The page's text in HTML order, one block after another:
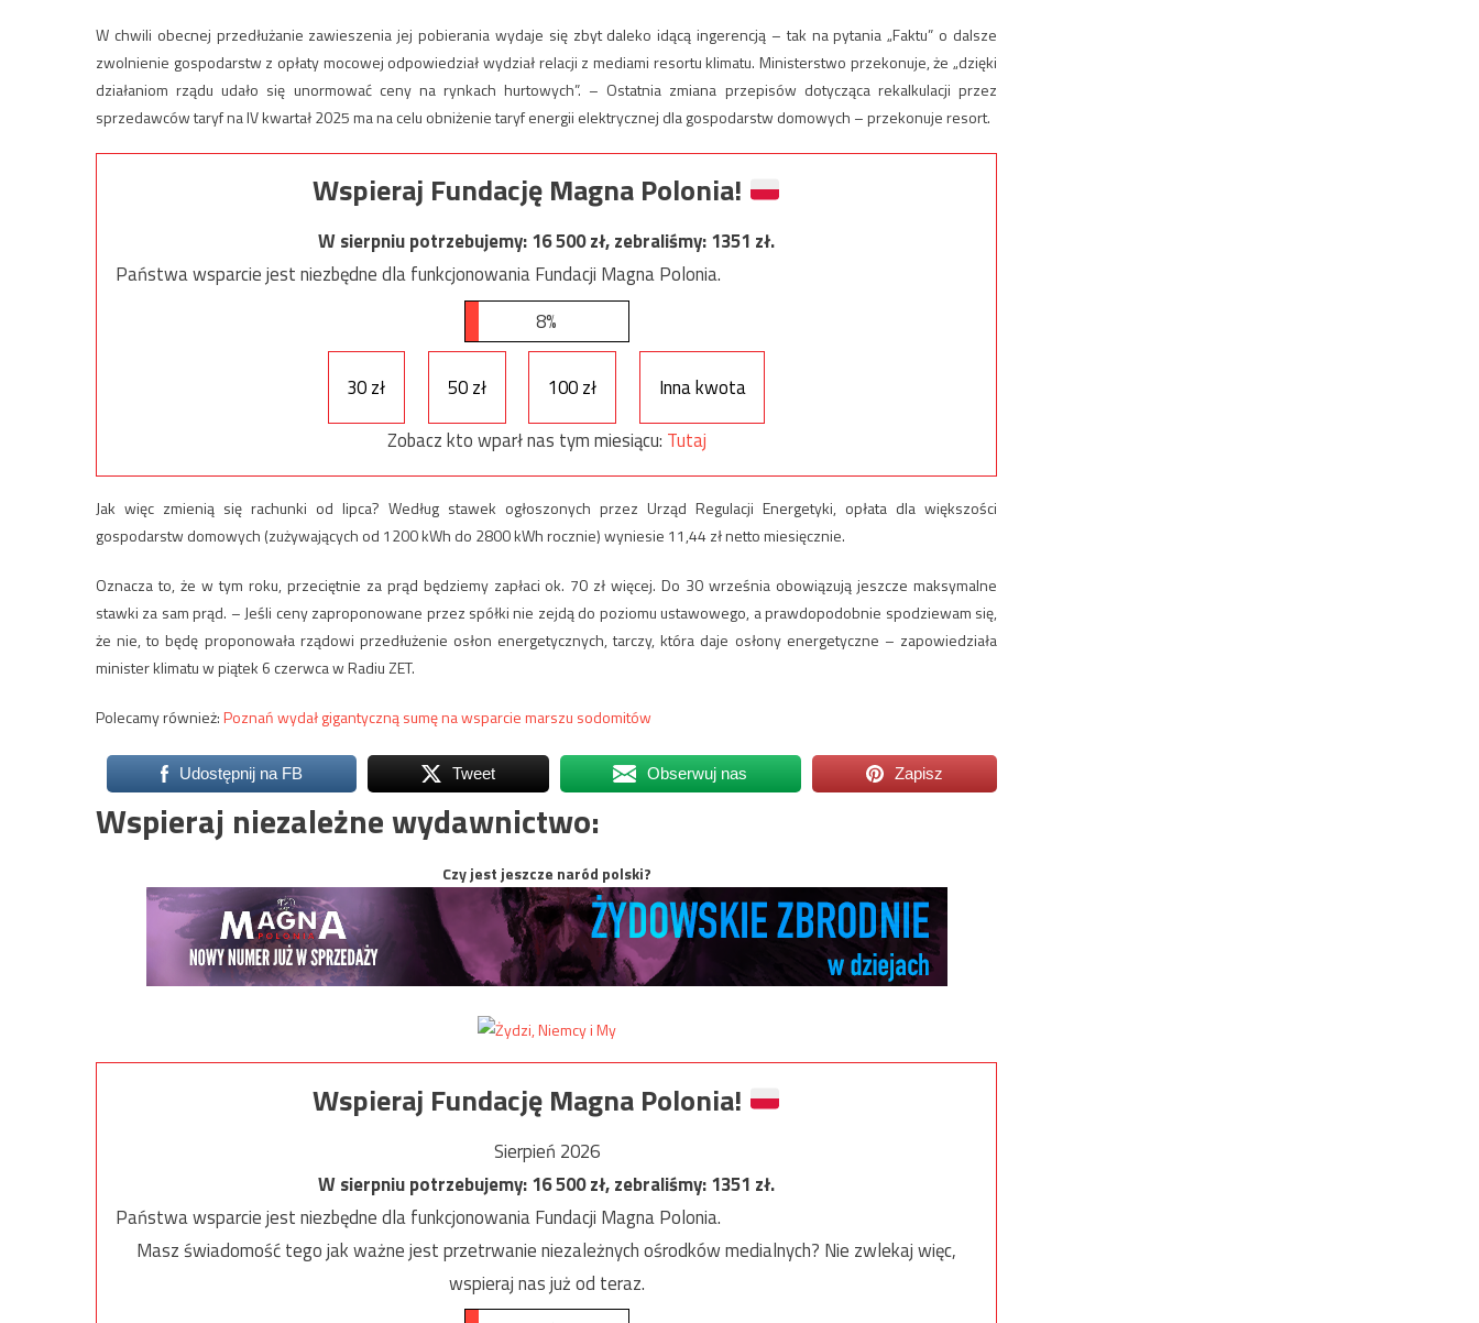
W chwili obecnej przedłużanie zawieszenia jej pobierania wydaje się zbyt daleko idącą ingerencją – tak na pytania „Faktu” o dalsze
zwolnienie gospodarstw z opłaty mocowej odpowiedział wydział relacji z mediami resortu klimatu. Ministerstwo przekonuje, że „dzięki
działaniom rządu udało się unormować ceny na rynkach hurtowych”. – Ostatnia zmiana przepisów dotycząca rekalkulacji przez
sprzedawców taryf na IV kwartał 2025 ma na celu obniżenie taryf energii elektrycznej dla gospodarstw domowych – przekonuje resort.
Wspieraj Fundację Magna Polonia!
W sierpniu potrzebujemy:16 500zł, zebraliśmy:1351 zł.
Państwa wsparcie jest niezbędne dla funkcjonowania Fundacji Magna Polonia.
8%
30 zł 50 zł 100 zł
Inna kwota
Zobacz kto wparł nas tym miesiącu: Tutaj
Jak więc zmienią się rachunki od lipca? Według stawek ogłoszonych przez Urząd Regulacji Energetyki, opłata dla większości
gospodarstw domowych (zużywających od 1200 kWh do 2800 kWh rocznie) wyniesie 11,44 zł netto miesięcznie.
Oznacza to, że w tym roku, przeciętnie za prąd będziemy zapłaci ok. 70 zł więcej. Do 30 września obowiązują jeszcze maksymalne
stawki za sam prąd. – Jeśli ceny zaproponowane przez spółki nie zejdą do poziomu ustawowego, a prawdopodobnie spodziewam się,
że nie, to będę proponowała rządowi przedłużenie osłon energetycznych, tarczy, która daje osłony energetyczne – zapowiedziała
minister klimatu w piątek 6 czerwca w Radiu ZET.
Polecamy również:Poznań wydał gigantyczną sumę na wsparcie marszu sodomitów
Udostępnij na FB Tweet Obserwuj nas Zapisz
Wspieraj niezależne wydawnictwo:
Czy jest jeszcze naród polski?
Wspieraj Fundację Magna Polonia!
Sierpień 2026
W sierpniu potrzebujemy:16 500zł, zebraliśmy:1351 zł.
Państwa wsparcie jest niezbędne dla funkcjonowania Fundacji Magna Polonia.
Masz świadomość tego jak ważne jest przetrwanie niezależnych ośrodków medialnych? Nie zwlekaj więc,
wspieraj nas już od teraz.